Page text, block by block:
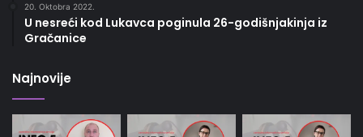
20. Oktobra 2022.
U nesreći kod Lukavca poginula 26-godišnjakinja iz
Gračanice
Najnovije